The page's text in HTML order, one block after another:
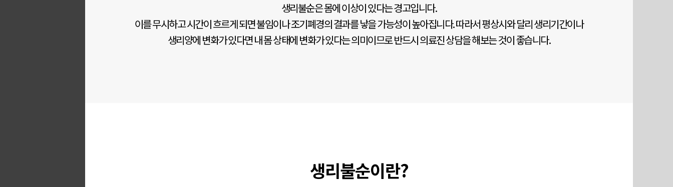
생리불순은 몸에 이상이 있다는 경고입니다.
이를 무시하고 시간이 흐르게 되면 불임이나 조기폐경의 결과를 낳을 가능성이 높아집니다. 따라서 평상시와 달리 생리기간이나
생리양에 변화가 있다면 내 몸 상태에 변화가 있다는 의미이므로 반드시 의료진 상담을 해보는 것이 좋습니다.
생리불순이란?